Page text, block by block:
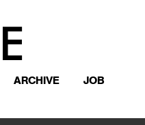
ARCHIVE
JOB